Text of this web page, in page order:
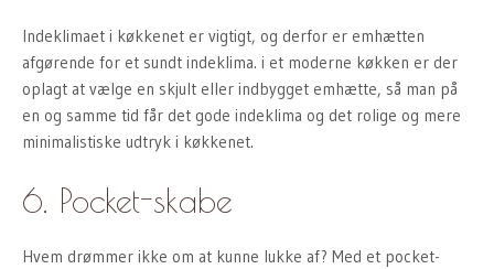
Indeklimaet i køkkenet er vigtigt, og derfor er emhætten
afgørende for et sundt indeklima. i et moderne køkken er der
oplagt at vælge en skjult eller indbygget emhætte, så man på
en og samme tid får det gode indeklima og det rolige og mere
minimalistiske udtryk i køkkenet.
6. Pocket-skabe
Hvem drømmer ikke om at kunne lukke af? Med et pocket-